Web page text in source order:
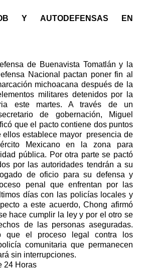
Y AUTODEFENSAS EN
de Buenavista Tomatlán y la
Nacional pactan poner fin al
michoacana después de la
militares detenidos por la
este martes. A través de un
de gobernación, Miguel
que el pacto contiene dos puntos
ellos establece mayor
presencia de
Mexicano en la zona para
pública. Por otra parte se pactó
por las autoridades tendrán a su
de oficio para su defensa y
penal que enfrentan por las
días con las policías locales y
a este acuerdo, Chong afirmó
hace cumplir la ley y por el otro se
de las personas aseguradas.
que el proceso legal contra los
comunitaria que permanecen
sin interrupciones.
24 Horas